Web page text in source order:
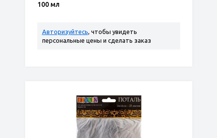
100 мл
Авторизуйтесь, чтобы увидеть
персональные цены и сделать заказ